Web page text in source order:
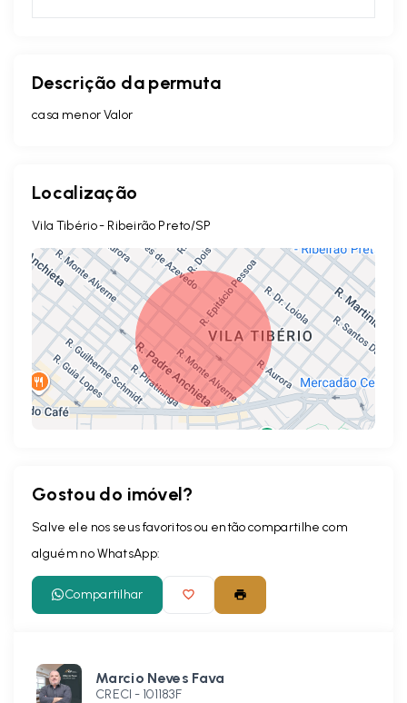
Descrição da permuta
casa menor Valor
Localização
Vila Tibério - Ribeirão Preto/SP
Gostou do imóvel?
Salve ele nos seus favoritos ou então compartilhe com
alguém no WhatsApp:
Compartilhar
Marcio Neves Fava
CRECI - 101183F